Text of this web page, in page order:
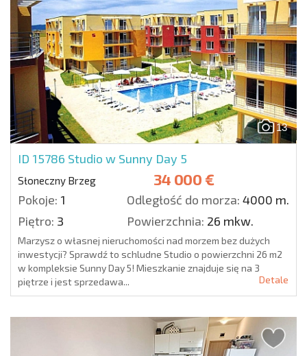
13
ID 15786 Studio w Sunny Day 5
Słoneczny Brzeg 34 000 €
Pokoje: 1 Odległość do morza: 4000 m.
Piętro: 3 Powierzchnia: 26 mkw.
Marzysz o własnej nieruchomości nad morzem bez dużych
inwestycji? Sprawdź to schludne Studio o powierzchni 26 m2
w kompleksie Sunny Day 5! Mieszkanie znajduje się na 3
piętrze i jest sprzedawa...
Detale